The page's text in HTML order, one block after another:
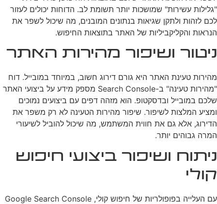
"גלילות עשירות" שמושכות יותר תשומת לב. הדוחות יכולים לעזור
לכם לזהות ולתקן שגיאות בנתונים המובנים, מה שיכול לשפר את
הנראות והקליקביליות של האתר בתוצאות החיפוש.
ניטור ושיפור מהירות האתר
מהירות טעינת האתר היא גורם דירוג חשוב, במיוחד במובייל. דוח
"מהירות טעינה" ב-Search Console מספק מידע על ביצועי האתר
שלכם במובייל ובדסקטופ. הוא מזהה דפים עם ביצועים נמוכים
ומציע המלצות לשיפור. שיפור מהירות הטעינה לא רק משפר את
הדירוג, אלא גם את חווית המשתמש, מה שיכול להוביל לשיעורי
המרה גבוהים יותר.
ניתוח ושיפור ביצועי חיפוש
קולי
עם העלייה בפופולריות של חיפוש קולי, Google Search Console